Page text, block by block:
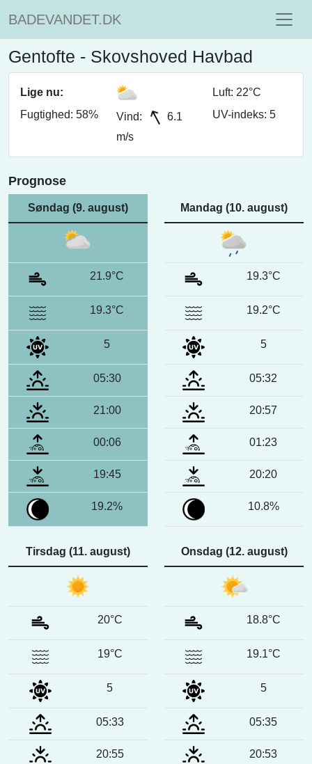
BADEVANDET.DK
Gentofte - Skovshoved Havbad
Lige nu:
Luft: 22°C
Fugtighed: 58%
Vind:
6.1
m/s
UV-indeks: 5
Prognose
Søndag (9. august)
21.9°C
19.3°C
5
05:30
21:00
00:06
19:45
19.2%
Mandag (10. august)
19.3°C
19.2°C
5
05:32
20:57
01:23
20:20
10.8%
Tirsdag (11. august)
20°C
19°C
5
05:33
20:55
Onsdag (12. august)
18.8°C
19.1°C
5
05:35
20:53